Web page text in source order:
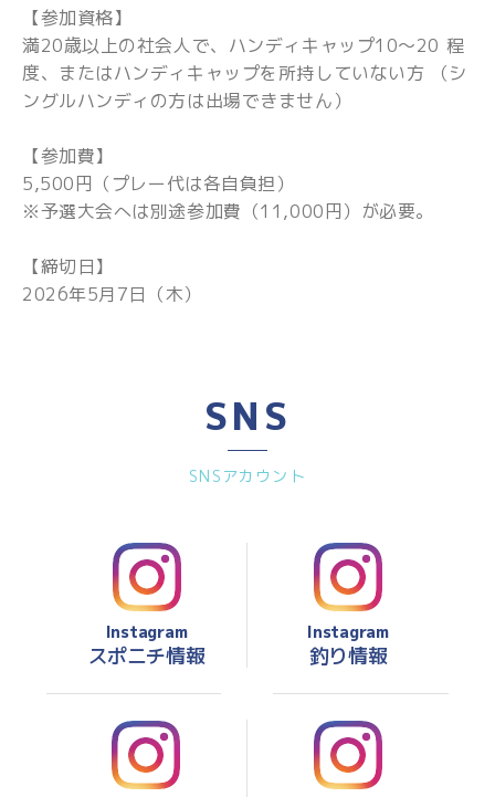
【参加資格】
満20歳以上の社会人で、ハンディキャップ10～20 程
度、またはハンディキャップを所持していない方 （シ
ングルハンディの方は出場できません）
【参加費】
5,500円（プレー代は各自負担）
※予選大会へは別途参加費（11,000円）が必要。
【締切日】
2026年5月7日（木）
SNS
SNSアカウント
Instagram
スポニチ情報
Instagram
釣り情報